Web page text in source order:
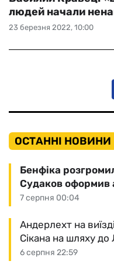
23 березня 2022, 10:00
людей начали
ОСТАННІ НОВИНИ
7 серпня 00:04
Бенфіка
Судаков оформив
6 серпня 22:59
Андерлехт на
Сікана на шляху до